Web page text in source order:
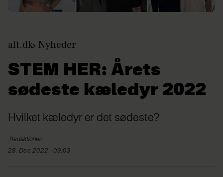
alt.dk Nyheder
STEM HER: Årets
sødeste kæledyr 2022
Hvilket kæledyr er det sødeste?
Redaktionen
28. Dec 2022 - 09:03